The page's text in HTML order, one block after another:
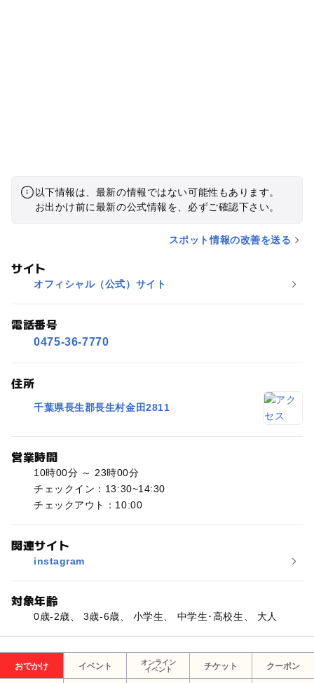
以下情報は、最新の情報ではない可能性もあります。
お出かけ前に最新の公式情報を、必ずご確認下さい。
スポット情報の改善を送る
サイト
オフィシャル（公式）サイト
電話番号
0475-36-7770
住所
千葉県長生郡長生村金田2811
営業時間
10時00分 ～ 23時00分
チェックイン：13:30~14:30
チェックアウト：10:00
関連サイト
instagram
対象年齢
0歳-2歳、 3歳-6歳、 小学生、 中学生･高校生、 大人
おでかけ イベント
オンライン
イベント
チケット クーポン